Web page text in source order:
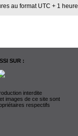
au format UTC + 1 heure
SUR :
interdite
images de ce site sont
respectifs